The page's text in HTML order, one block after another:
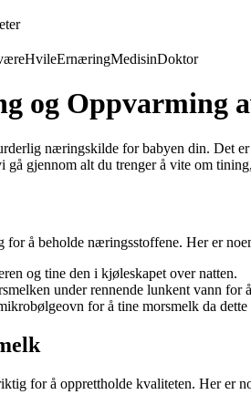
HvileErnæringMedisinDoktor
og Oppvarming
næringskilde for babyen din. Det
gjennom alt du trenger å vite om
å beholde næringsstoffene. Her er
og tine den i kjøleskapet over natten.
under rennende lunkent vann for
for å tine morsmelk da
for å opprettholde kvaliteten. Her er